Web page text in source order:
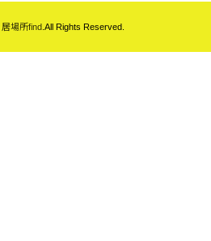
居場所find.All Rights Reserved.